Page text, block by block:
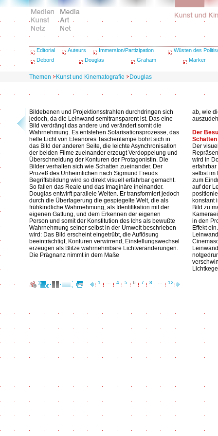
Editorial Auteurs Immersion/Partizipation
Wüsten des
Debord
Douglas Graham Marker
Themen Kunst und Kinematografie Douglas
Bildebenen und Projektionsstrahlen durchdringen sich
jedoch, da die Leinwand semitransparent ist. Das eine
Bild verdrängt das andere und verändert somit die
Wahrnehmung. Es entstehen Solarisationsprozesse, das
helle Licht von Eleanores Taschenlampe bohrt sich in
das Bild der anderen Seite, die leichte Asynchronisation
der beiden Filme zueinander erzeugt Verdoppelung und
Überschneidung der Konturen der Protagonistin. Die
Bilder verhalten sich wie Schatten zueinander. Der
Prozeß des Unheimlichen nach Sigmund Freuds
Begriffsbildung wird so direkt visuell erfahrbar gemacht.
So fallen das Reale und das Imaginäre ineinander.
Douglas entwirft parallele Welten. Er transformiert jedoch
durch die Überlagerung die gespiegelte Welt, die als
frühkindliche Wahrnehmung, als Identifikation mit der
eigenen Gattung, und dem Erkennen der eigenen
Person und somit der Konstitution des Ichs als bewußte
Wahrnehmung seiner selbst in der Umwelt beschrieben
wird: Das Bild erscheint eingetrübt, die Auflösung
beeinträchtigt, Konturen verwirrend, Einstellungswechsel
erzeugen als Blitze wahrnehmbare Lichtveränderungen.
Die Prägnanz nimmt in dem Maße
ab, wie
Der
Schatten
Der
wird in
erfahrbar
selbst im
zum
auf der
konstant
Bild zu
in den
Effekt
1 4 5 6 7 8 12